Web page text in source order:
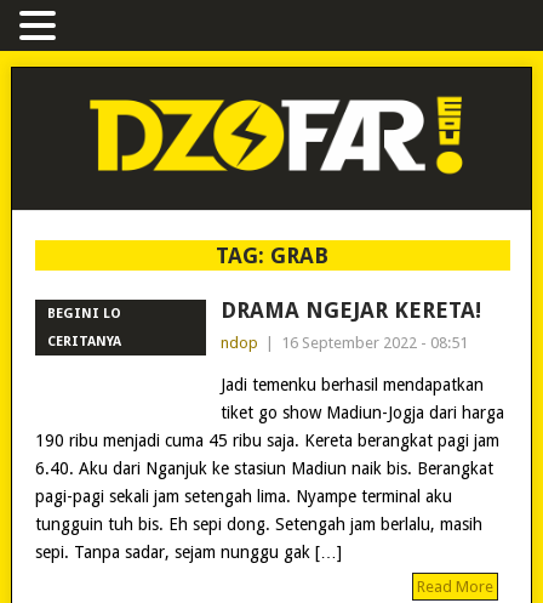
TAG: GRAB
BEGINI LO
CERITANYA
DRAMA NGEJAR KERETA!
ndop 16 September 2022 - 08:51
Jadi temenku berhasil mendapatkan
tiket go show Madiun-Jogja dari harga
190 ribu menjadi cuma 45 ribu saja. Kereta berangkat pagi jam
6.40. Aku dari Nganjuk ke stasiun Madiun naik bis. Berangkat
pagi-pagi sekali jam setengah lima. Nyampe terminal aku
tungguin tuh bis. Eh sepi dong. Setengah jam berlalu, masih
sepi. Tanpa sadar, sejam nunggu gak […]
Read More